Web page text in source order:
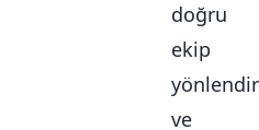
doğru
ekip
ve